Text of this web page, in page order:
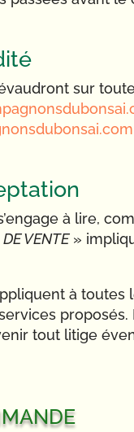
sur
à lire,
VENTE»
à
proposés.
tout litige